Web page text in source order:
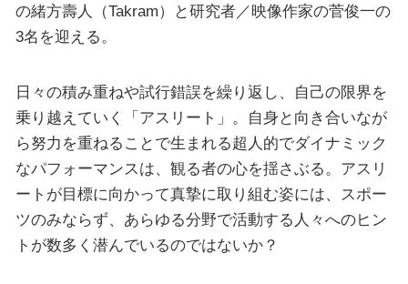
の緒方壽人（Takram）と研究者／映像作家の菅俊一の
3名を迎える。
日々の積み重ねや試行錯誤を繰り返し、自己の限界を
乗り越えていく「アスリート」。自身と向き合いなが
ら努力を重ねることで生まれる超人的でダイナミック
なパフォーマンスは、観る者の心を揺さぶる。アスリ
ートが目標に向かって真摯に取り組む姿には、スポー
ツのみならず、あらゆる分野で活動する人々へのヒン
トが数多く潜んでいるのではないか？